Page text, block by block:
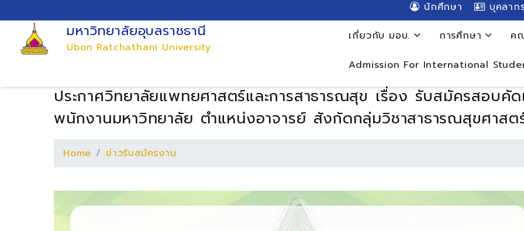
นักศึกษา บุคลาก
มหาวิทยาลัยอุบลราชธานี
Ubon Ratchathani University
เกี่ยวกับ มอบ. การศึกษา ค
Admission For International
ประกาศวิทยาลัยแพทยศาสตร์และการสาธารณสุข เรื่อง รับสมัครสอบคั
พนักงานมหาวิทยาลัย ตำแหน่งอาจารย์ สังกัดกลุ่มวิชาสาธารณสุขศาสต
Home ข่าวรับสมัครงาน